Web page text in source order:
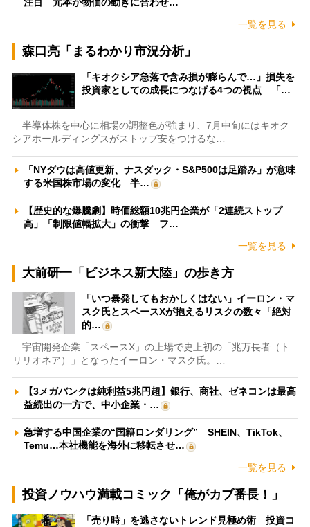
注目 元本が物価の動きに合わせ…
一覧を見る
森口亮「まるわかり市況分析」
「キオクシア急落で含み損が膨らんで…」損失を
投資家としての成長につなげる4つの視点 「…
半導体株を中心に相場の調整色が強まり、7月中旬にはキオク
シアホールディングスがストップ安をつけるな…
「NYダウは高値更新、ナスダック・S&P500は足踏み」が意味
する米国株市場の変化 半…
【歴史的な爆騰劇】時価総額10兆円企業が「2連続ストップ
高」「制限値幅拡大」の衝撃 フ…
一覧を見る
大前研一「ビジネス新大陸」の歩き方
「いつ暴発してもおかしくはない」イーロン・マ
スク氏とスペースXが抱えるリスクの数々「絶対
的…
宇宙開発企業「スペースX」の上場で史上初の「兆万長者（ト
リリオネア）」となったイーロン・マスク氏。…
【3メガバンクは純利益5兆円超】銀行、商社、ゼネコンは最高
益続出の一方で、中小企業・…
急増する中国企業の“国籍ロンダリング” SHEIN、TikTok、
Temu…本社機能を海外に移転させ…
一覧を見る
投資ノウハウ満載コミック「俺がカブ番長！」
「売り時」を逃さないトレンド見極め術 投資コ